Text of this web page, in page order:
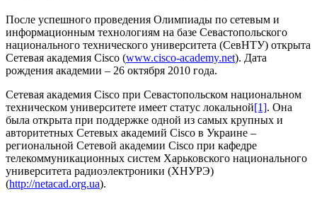
После успешного проведения Олимпиады по сетевым и
информационным технологиям на базе Севастопольского
национального технического университета (СевНТУ) открыта
Сетевая академия Cisco (www.cisco-academy.net). Дата
рождения академии – 26 октября 2010 года.
Сетевая академия Cisco при Севастопольском национальном
техническом университете имеет статус локальной[1]. Она
была открыта при поддержке одной из самых крупных и
авторитетных Сетевых академий Cisco в Украине –
региональной Сетевой академии Cisco при кафедре
телекоммуникационных систем Харьковского национального
университета радиоэлектроники (ХНУРЭ)
(http://netacad.org.ua).